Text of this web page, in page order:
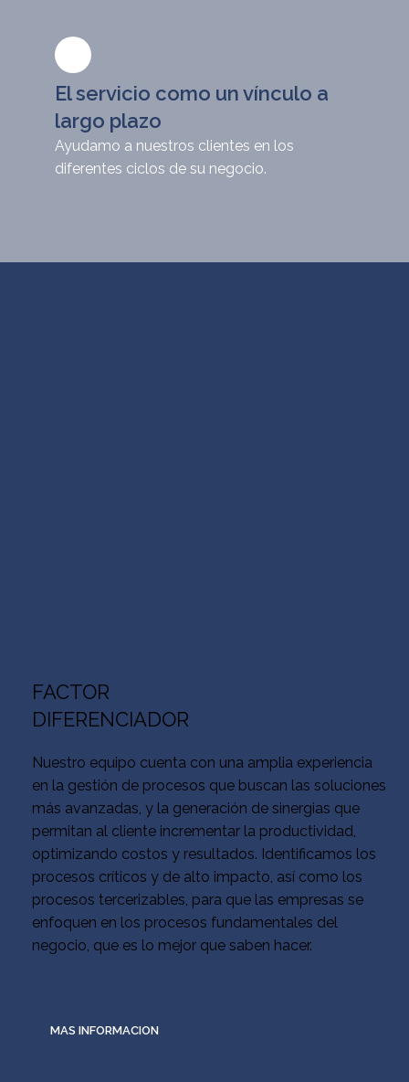
El servicio como un vínculo a
largo plazo
Ayudamo a nuestros clientes en los
diferentes ciclos de su negocio.
FACTOR
DIFERENCIADOR
Nuestro equipo cuenta con una amplia experiencia
en la gestión de procesos que buscan las soluciones
más avanzadas, y la generación de sinergias que
permitan al cliente incrementar la productividad,
optimizando costos y resultados. Identificamos los
procesos críticos y de alto impacto, así como los
procesos tercerizables, para que las empresas se
enfoquen en los procesos fundamentales del
negocio, que es lo mejor que saben hacer.
MAS INFORMACION